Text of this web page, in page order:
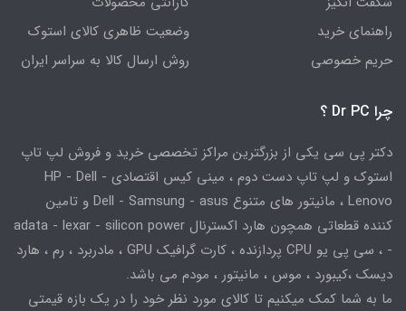
راهنمای خرید
حریم خصوصی
وضعیت ظاهری کالای استوک
روش ارسال کالا به سراسر ایران
چرا Dr PC ؟
دکتر پی سی یکی از بزرگترین مراکز تخصصی خرید و فروش لپ تاپ
استوک و لپ تاپ دست دوم ، مینی کیس اقتصادی HP - Dell -
Lenovo ، مانیتور های متنوع Dell - Samsung - asus و تامین
کننده قطعاتی همچون هارد اکسترنال adata - lexar - silicon power
- ، سی پی یو CPU پردازنده ، کارت گرافیک GPU ، مادربرد ، رم ، هارد
دیسک ،کیبورد ، موس ، مانیتور ، مودم می باشد.
ما به شما کمک میکنیم تا کالای مورد نظر خود را در یک بازه قیمتی